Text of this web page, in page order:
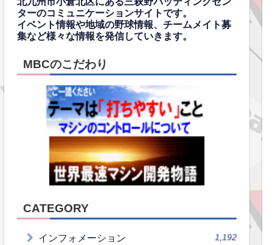
ターのコミュニケーションサイトです。
イベント情報や地域の野球情報、チームメイト募
集など様々な情報を発信していきます。
MBCのこだわり
CATEGORY
インフォメーション 1,192